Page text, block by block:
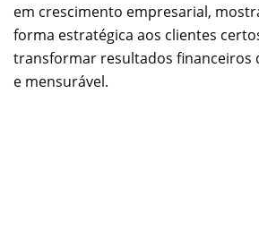
em crescimento empresarial,
forma estratégica aos clientes
transformar resultados financeiros
e mensurável.